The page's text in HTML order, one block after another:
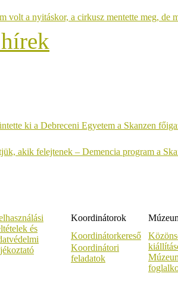
volt a nyitáskor, a cirkusz mentette meg, de
ki a Debreceni Egyetem a Skanzen
akik felejtenek – Demencia program a
és
Koordinátorok
Koordinátorkereső
Koordinátori
feladatok